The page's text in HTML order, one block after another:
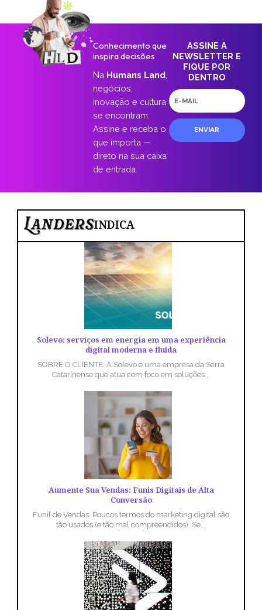
Conhecimento que
inspira decisões
Na Humans Land
negócios,
inovação e cultura
se encontram.
Assine e receba o
que importa —
direto na sua caixa
de entrada.
ASSINE A
NEWSLETTER E
FIQUE POR
DENTRO
E-
mail
ENVIAR
INDICA
Solevo: serviços em energia em uma experiência
digital moderna e fluida
SOBRE O CLIENTE: A Solevo é uma empresa da Serra
Catarinense que atua com foco em soluções...
Aumente Sua Vendas: Funis Digitais de Alta
Conversão
Funil de Vendas. Poucos termos do marketing digital são
tão usados (e tão mal compreendidos). Se...